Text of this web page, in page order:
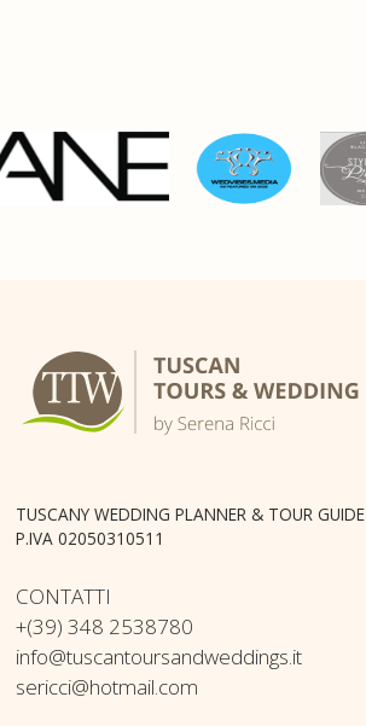
TUSCANY WEDDING PLANNER & TOUR GUIDE
P.IVA 02050310511
CONTATTI
+(39) 348 2538780
info@tuscantoursandweddings.it
sericci@hotmail.com